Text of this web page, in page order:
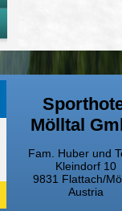
Mölltal
Fam. Huber und
Kleindorf 10
9831 Flattach/
Austria